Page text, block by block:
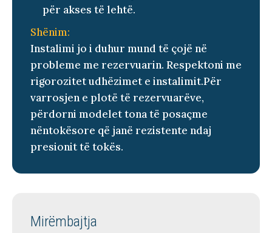
për akses të lehtë.
Shënim:
Instalimi jo i duhur mund të çojë në
probleme me rezervuarin. Respektoni me
rigorozitet udhëzimet e instalimit.Për
varrosjen e plotë të rezervuarëve,
përdorni modelet tona të posaçme
nëntokësore që janë rezistente ndaj
presionit të tokës.
Mirëmbajtja